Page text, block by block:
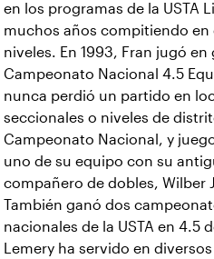
en los programas de la USTA
muchos años compitiendo en
niveles. En 1993, Fran jugó en
Campeonato Nacional 4.5
nunca perdió un partido en
seccionales o niveles de
Campeonato Nacional, y
uno de su equipo con su
compañero de dobles, Wilber
También ganó dos
nacionales de la USTA en 4.5
Lemery ha servido en